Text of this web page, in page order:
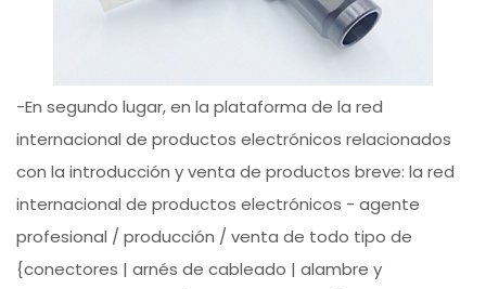
-En segundo lugar, en la plataforma de la red
internacional de productos electrónicos relacionados
con la introducción y venta de productos breve: la red
internacional de productos electrónicos - agente
profesional / producción / venta de todo tipo de
{conectores | arnés de cableado | alambre y